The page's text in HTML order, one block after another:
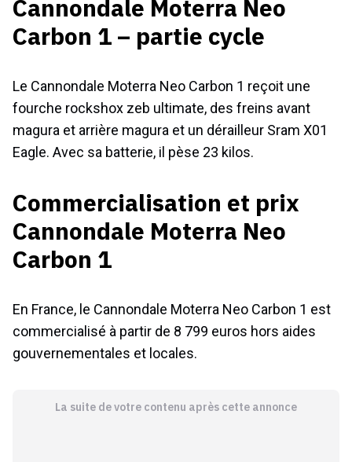
Cannondale Moterra Neo
Carbon 1 – partie cycle
Le Cannondale Moterra Neo Carbon 1 reçoit une
fourche rockshox zeb ultimate, des freins avant
magura et arrière magura et un dérailleur Sram X01
Eagle. Avec sa batterie, il pèse 23 kilos.
Commercialisation et prix
Cannondale Moterra Neo
Carbon 1
En France, le Cannondale Moterra Neo Carbon 1 est
commercialisé à partir de 8 799 euros hors aides
gouvernementales et locales.
La suite de votre contenu après cette annonce